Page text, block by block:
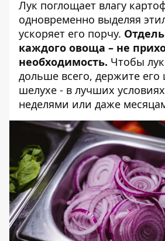
Лук поглощает влагу
одновременно выделяя
ускоряет его порчу.
каждого овоща – не
необходимость. Чтобы
дольше всего, держите
шелухе - в лучших
неделями или даже